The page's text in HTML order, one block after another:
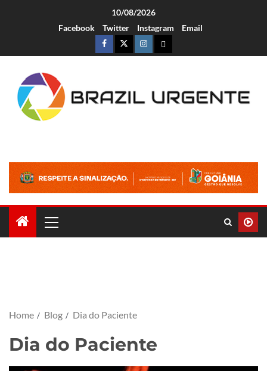
10/08/2026
Facebook
Twitter Instagram Email
Home Blog Dia do Paciente
Dia do Paciente